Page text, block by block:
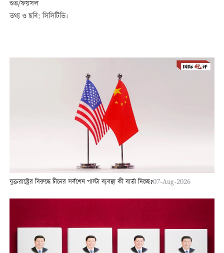
শুভ/ফয়সল
তথ্য ও ছবি: সিসিটিভি।
যুক্তরাষ্ট্রের বিরুদ্ধে চীনের সর্বশেষ পাল্টা ব্যবস্থা কী বার্তা দিচ্ছে?07-Aug-2026